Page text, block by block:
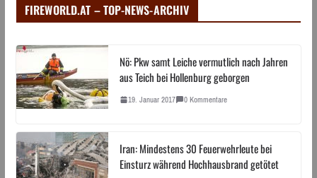
FIREWORLD.AT – TOP-NEWS-ARCHIV
Nö: Pkw samt Leiche vermutlich nach Jahren
aus Teich bei Hollenburg geborgen
19. Januar 2017 0 Kommentare
Iran: Mindestens 30 Feuerwehrleute bei
Einsturz während Hochhausbrand getötet